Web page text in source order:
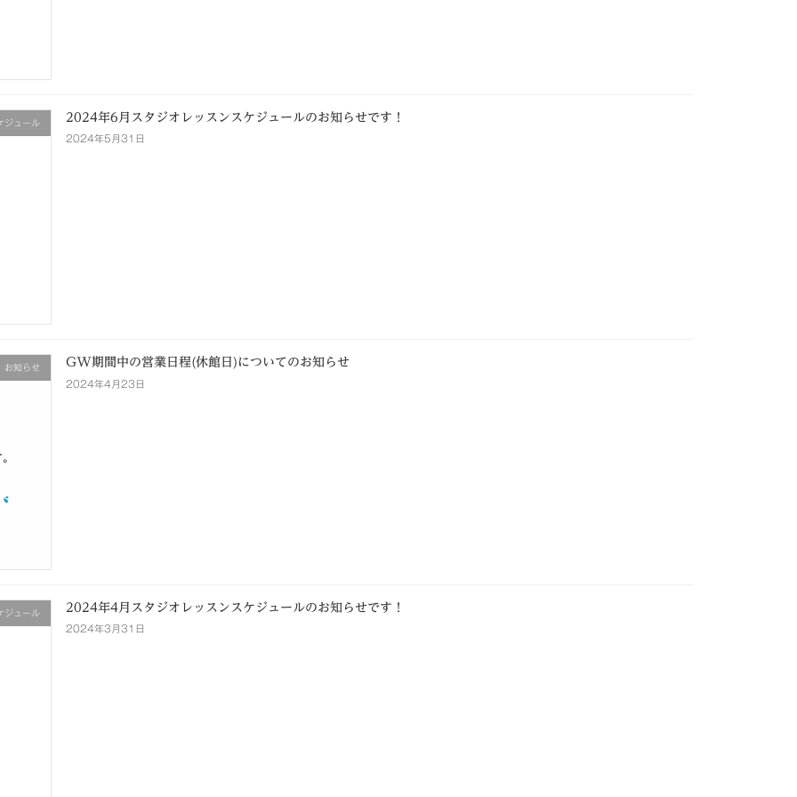
ジュール 2024年6月スタジオレッスンスケジュールのお知らせです！
2024年5月31日
お知らせ GW期間中の営業日程(休館日)についてのお知らせ
2024年4月23日
ジュール 2024年4月スタジオレッスンスケジュールのお知らせです！
2024年3月31日